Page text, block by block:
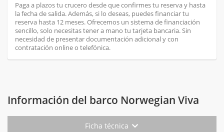
Paga a plazos tu crucero desde que confirmes tu reserva y hasta
la fecha de salida. Además, si lo deseas, puedes financiar tu
reserva hasta 12 meses. Ofrecemos un sistema de financiación
sencillo, solo necesitas tener a mano tu tarjeta bancaria. Sin
necesidad de presentar documentación adicional y con
contratación online o telefónica.
Información del barco Norwegian Viva
Ficha técnica